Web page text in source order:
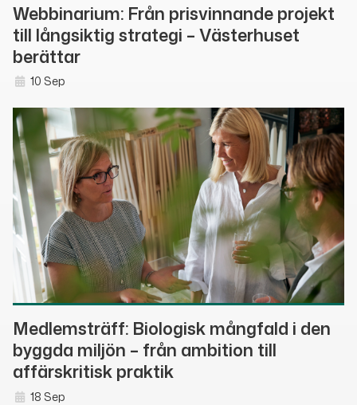
Webbinarium: Från prisvinnande projekt
till långsiktig strategi – Västerhuset
berättar
10 Sep
Medlemsträff: Biologisk mångfald i den
byggda miljön – från ambition till
affärskritisk praktik
18 Sep